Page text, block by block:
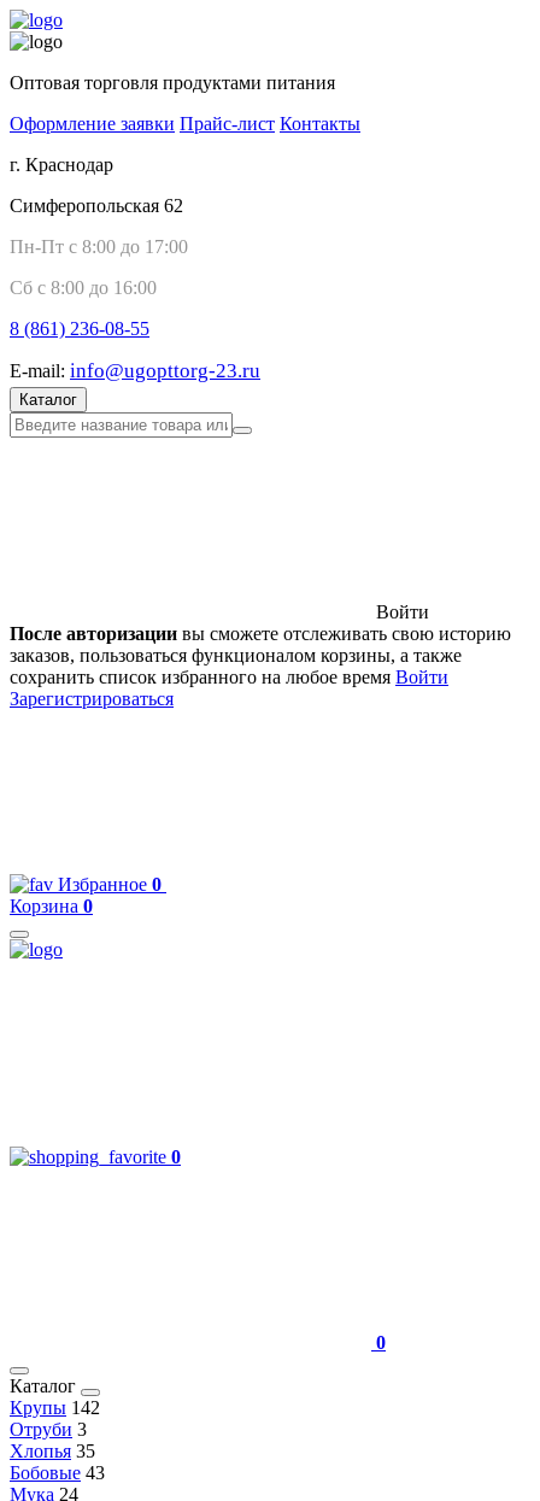
Оптовая торговля продуктами питания
Оформление заявки Прайс-лист Контакты
г. Краснодар
Симферопольская 62
Пн-Пт с 8:00 до 17:00
Сб с 8:00 до 16:00
8 (861) 236-08-55
E-mail: info@ugopttorg-23.ru
Каталог
Войти
После авторизации вы сможете отслеживать свою историю
заказов, пользоваться функционалом корзины, а также
сохранить список избранного на любое время Войти
Зарегистрироваться
Избранное 0
Корзина 0
0
0
Каталог
Крупы 142
Отруби 3
Хлопья 35
Бобовые 43
Мука 24